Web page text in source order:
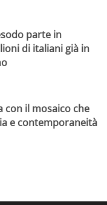
parte in
di italiani già in
con il mosaico che
e contemporaneità